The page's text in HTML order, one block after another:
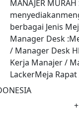
MANAJER MURAH
berbagai Jenis
Manager Desk
/ Manager Desk
Kerja Manajer /
LackerMeja Rapat